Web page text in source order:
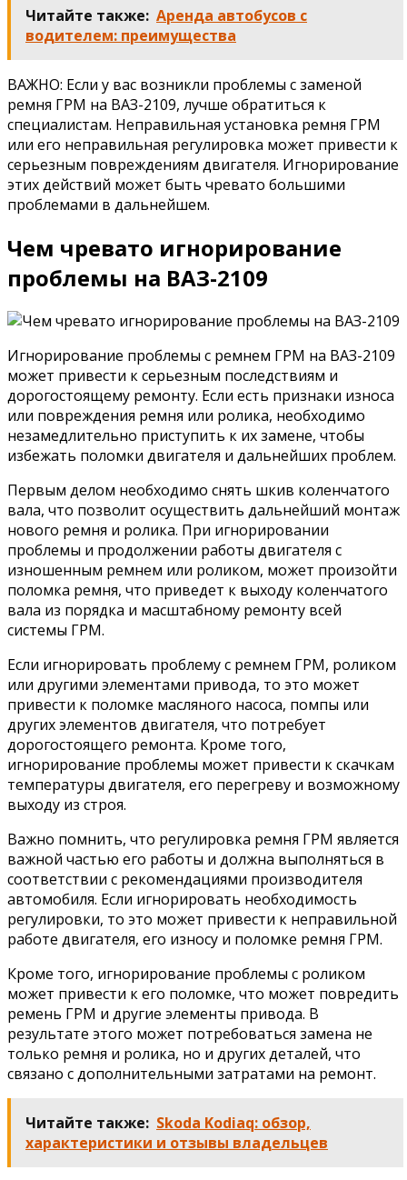
Читайте также: Аренда автобусов с
водителем: преимущества
ВАЖНО: Если у вас возникли проблемы с заменой
ремня ГРМ на ВАЗ-2109, лучше обратиться к
специалистам. Неправильная установка ремня ГРМ
или его неправильная регулировка может привести к
серьезным повреждениям двигателя. Игнорирование
этих действий может быть чревато большими
проблемами в дальнейшем.
Чем чревато игнорирование
проблемы на ВАЗ-2109
Игнорирование проблемы с ремнем ГРМ на ВАЗ-2109
может привести к серьезным последствиям и
дорогостоящему ремонту. Если есть признаки износа
или повреждения ремня или ролика, необходимо
незамедлительно приступить к их замене, чтобы
избежать поломки двигателя и дальнейших проблем.
Первым делом необходимо снять шкив коленчатого
вала, что позволит осуществить дальнейший монтаж
нового ремня и ролика. При игнорировании
проблемы и продолжении работы двигателя с
изношенным ремнем или роликом, может произойти
поломка ремня, что приведет к выходу коленчатого
вала из порядка и масштабному ремонту всей
системы ГРМ.
Если игнорировать проблему с ремнем ГРМ, роликом
или другими элементами привода, то это может
привести к поломке масляного насоса, помпы или
других элементов двигателя, что потребует
дорогостоящего ремонта. Кроме того,
игнорирование проблемы может привести к скачкам
температуры двигателя, его перегреву и возможному
выходу из строя.
Важно помнить, что регулировка ремня ГРМ является
важной частью его работы и должна выполняться в
соответствии с рекомендациями производителя
автомобиля. Если игнорировать необходимость
регулировки, то это может привести к неправильной
работе двигателя, его износу и поломке ремня ГРМ.
Кроме того, игнорирование проблемы с роликом
может привести к его поломке, что может повредить
ремень ГРМ и другие элементы привода. В
результате этого может потребоваться замена не
только ремня и ролика, но и других деталей, что
связано с дополнительными затратами на ремонт.
Читайте также: Skoda Kodiaq: обзор,
характеристики и отзывы владельцев